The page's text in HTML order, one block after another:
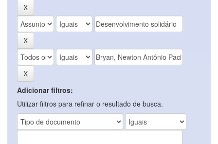
Adicionar filtros:
Utilizar filtros para refinar o resultado de busca.